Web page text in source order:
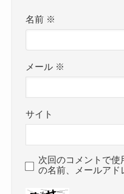
名前 ※
メール ※
サイト
次回のコメントで使
の名前、メールアド